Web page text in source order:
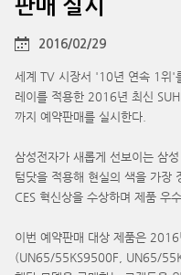
판매 실시
2016/02/29
세계 TV 시장서 '10년 연속 1위'
레이를 적용한 2016년 최신
까지 예약판매를 실시한다.
삼성전자가 새롭게 선보이는 삼
텀닷을 적용해 현실의 색을 가장
CES 혁신상을 수상하며 제품 우
이번 예약판매 대상 제품은
(UN65/55KS9500F, UN65/